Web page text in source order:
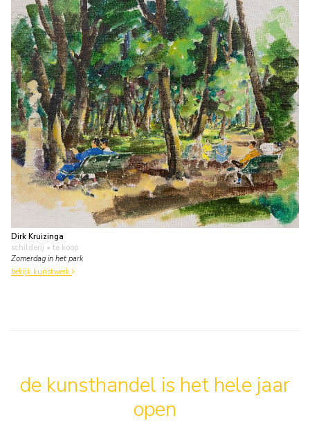
Dirk Kruizinga
schilderij • te koop
Zomerdag in het park
bekijk kunstwerk
de kunsthandel is het hele jaar
open